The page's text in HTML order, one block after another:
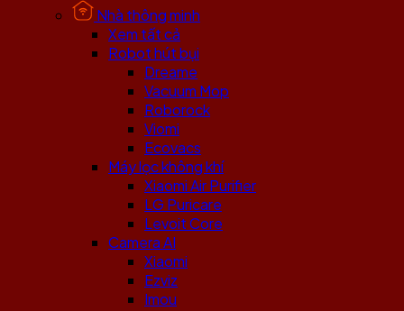
Nhà thông minh
Xem tất cả
Robot hút bụi
Dreame
Vacuum Mop
Roborock
Viomi
Ecovacs
Máy lọc không khí
Xiaomi Air Purifier
LG Puricare
Levoit Core
Camera AI
Xiaomi
Ezviz
Imou